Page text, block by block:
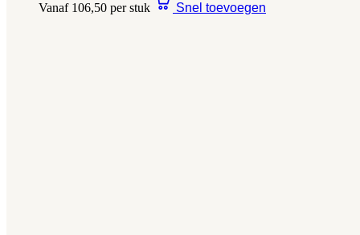
Vanaf 106,50 per stuk Snel toevoegen